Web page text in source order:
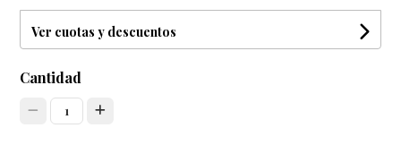
Ver cuotas y descuentos
Cantidad
1